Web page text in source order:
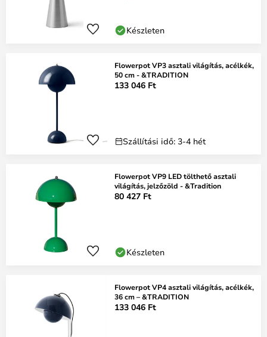
Készleten
Flowerpot VP3 asztali világítás, acélkék,
50 cm - &TRADITION
133 046 Ft
Szállítási idő: 3-4 hét
Flowerpot VP9 LED tölthető asztali
világítás, jelzőzöld - &Tradition
80 427 Ft
Készleten
Flowerpot VP4 asztali világítás, acélkék,
36 cm – &TRADITION
133 046 Ft